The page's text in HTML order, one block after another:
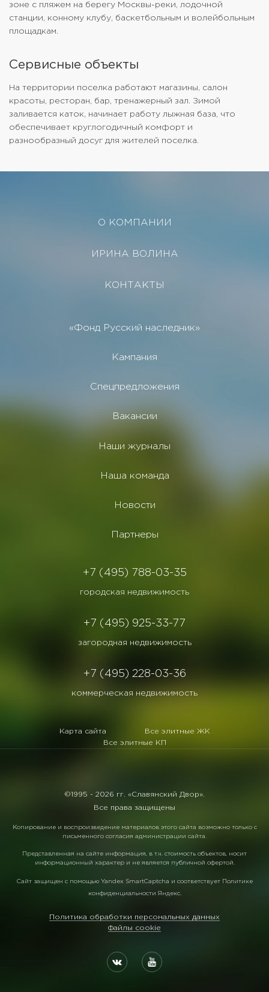
зоне с пляжем на берегу Москвы-реки, лодочной
станции, конному клубу, баскетбольным и волейбольным
площадкам.
Сервисные объекты
На территории поселка работают магазины, салон
красоты, ресторан, бар, тренажерный зал. Зимой
заливается каток, начинает работу лыжная база, что
обеспечивает круглогодичный комфорт и
разнообразный досуг для жителей поселка.
О КОМПАНИИ
ИРИНА ВОЛИНА
КОНТАКТЫ
«Фонд Русский наследник»
Кампания
Спецпредложения
Вакансии
Наши журналы
Наша команда
Новости
Партнеры
+7 (495) 788-03-35
городская недвижимость
+7 (495) 925-33-77
загородная недвижимость
+7 (495) 228-03-36
коммерческая недвижимость
Карта сайта
Все элитные ЖК
Все элитные КП
©1995 - 2026 гг. «Славянский Двор».
Все права защищены
Копирование и воспроизведение материалов этого сайта возможно только с
письменного согласия администрации сайта.
Представленная на сайте информация, в т.ч. стоимость объектов, носит
информационный характер и не является публичной офертой.
Сайт защищен с помощью Yandex SmartCaptcha и соответствует Политике
конфиденциальности Яндекс.
Политика обработки персональных данных
Файлы cookie